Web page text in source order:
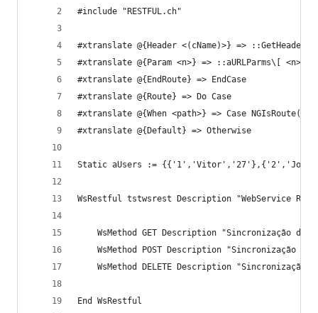
#include "RESTFUL.ch"
#xtranslate @{Header <(cName)>} => ::GetHeader(
#xtranslate @{Param <n>} => ::aURLParms\[ <n> \]
#xtranslate @{EndRoute} => EndCase
#xtranslate @{Route} => Do Case
#xtranslate @{When <path>} => Case NGIsRoute(
#xtranslate @{Default} => Otherwise
Static aUsers :=
WsRestful tstwsrest Description "WebService
WsMethod GET Description "Sincronização de
WsMethod POST Description "Sincronização de
WsMethod DELETE Description "Sincronização
End WsRestful